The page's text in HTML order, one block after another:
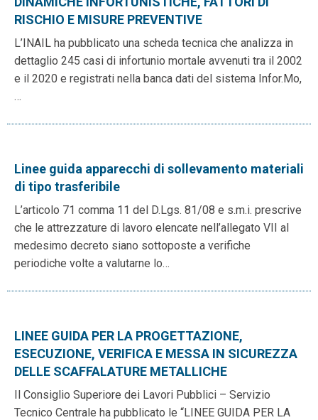
RISCHIO E MISURE PREVENTIVE
L’INAIL ha pubblicato una scheda tecnica che analizza in
dettaglio 245 casi di infortunio mortale avvenuti tra il 2002
e il 2020 e registrati nella banca dati del sistema Infor.Mo,
…
Linee guida apparecchi di sollevamento materiali
di tipo trasferibile
L’articolo 71 comma 11 del D.Lgs. 81/08 e s.m.i. prescrive
che le attrezzature di lavoro elencate nell’allegato VII al
medesimo decreto siano sottoposte a verifiche
periodiche volte a valutarne lo…
LINEE GUIDA PER LA PROGETTAZIONE,
ESECUZIONE, VERIFICA E MESSA IN SICUREZZA
DELLE SCAFFALATURE METALLICHE
Il Consiglio Superiore dei Lavori Pubblici – Servizio
Tecnico Centrale ha pubblicato le “LINEE GUIDA PER LA